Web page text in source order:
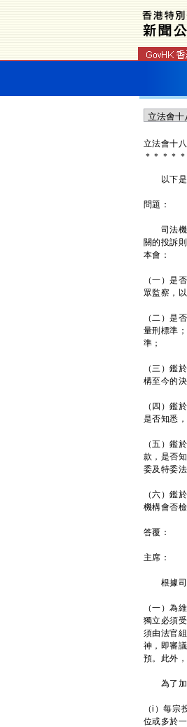
立法會十
＊ ＊ ＊ ＊ ＊
以下是今
問題：
司法機關
關的投訴
本會：
（一）是
眾監察，
（二）是
量刑標準
準；
（三）鑑
構至今的
（四）鑑
是否知悉
（五）鑑
款，是否
委及特委
（六）鑑
機構會否
答覆：
主席：
根據司
（一）為
獨立必須
須由法官
神，即審
預。此外
為了加強
（i）每
位或多於